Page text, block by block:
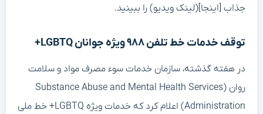
جذاب [اینجا](لینک ویدیو) را ببینید.
توقف خدمات خط تلفن ۹۸۸ ویژه جوانان LGBTQ+
در هفته گذشته، سازمان خدمات سوء مصرف مواد و سلامت
روان (Substance Abuse and Mental Health Services
Administration) اعلام کرد که خدمات ویژه LGBTQ+ خط ملی